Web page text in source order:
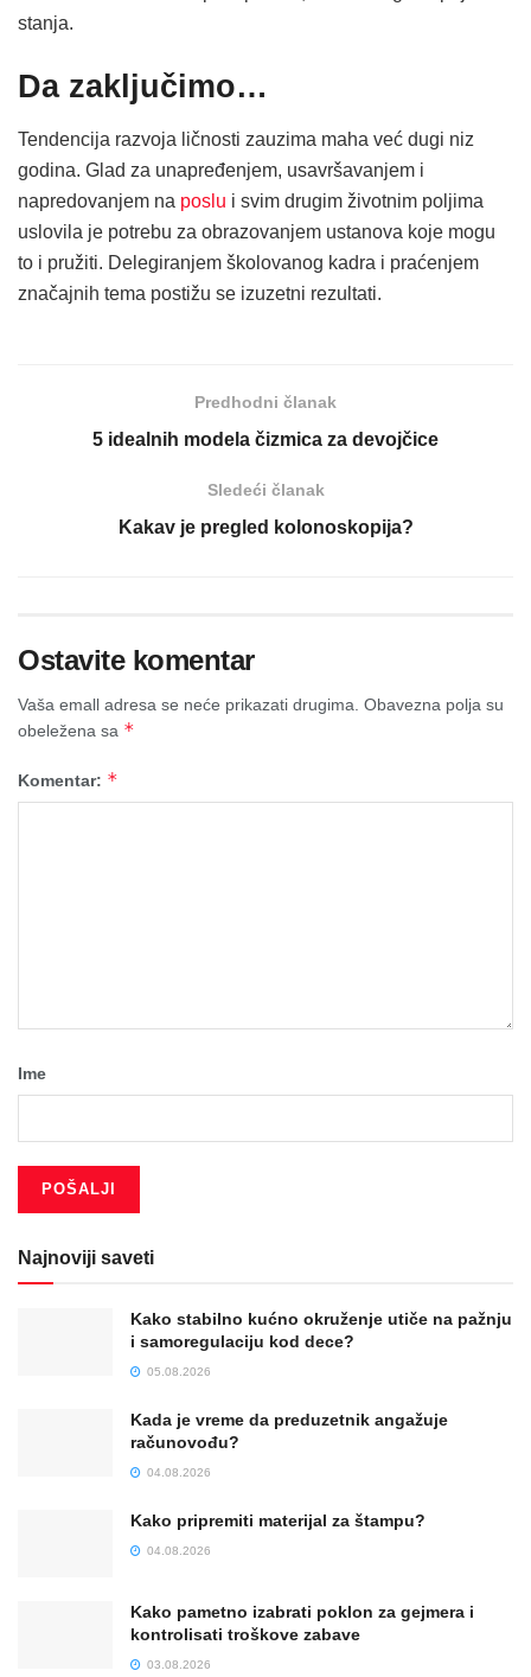
stanja.
Da zaključimo…
Tendencija razvoja ličnosti zauzima maha već dugi niz
godina. Glad za unapređenjem, usavršavanjem i
napredovanjem na poslu i svim drugim životnim poljima
uslovila je potrebu za obrazovanjem ustanova koje mogu
to i pružiti. Delegiranjem školovanog kadra i praćenjem
značajnih tema postižu se izuzetni rezultati.
Predhodni članak
5 idealnih modela čizmica za devojčice
Sledeći članak
Kakav je pregled kolonoskopija?
Ostavite komentar
Vaša emall adresa se neće prikazati drugima. Obavezna polja su
obeležena sa *
Komentar: *
Ime
Najnoviji saveti
Kako stabilno kućno okruženje utiče na pažnju
i samoregulaciju kod dece?
05.08.2026
Kada je vreme da preduzetnik angažuje
računovođu?
04.08.2026
Kako pripremiti materijal za štampu?
04.08.2026
Kako pametno izabrati poklon za gejmera i
kontrolisati troškove zabave
03.08.2026